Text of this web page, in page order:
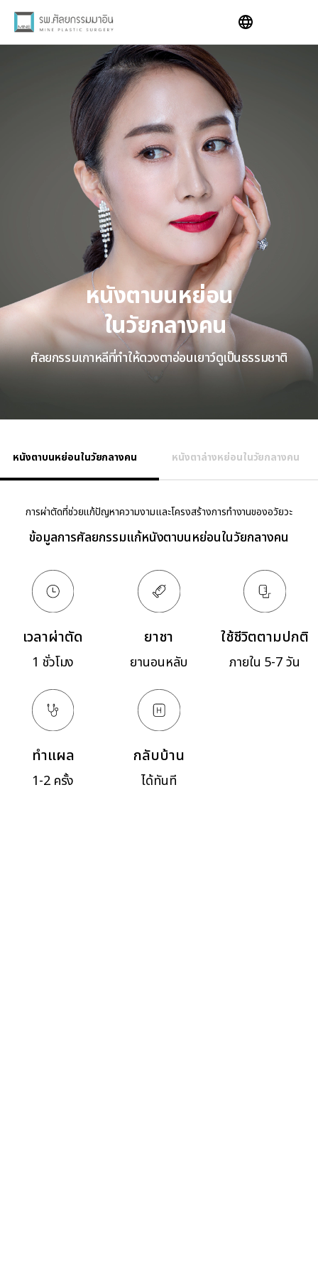
Skip
content
หนังตาบนหย่อน
ในวัยกลางคน
ศัลยกรรมเกาหลีที่ทำให้ดวงตาอ่อนเยาว์ดูเป็นธรรมชาติ
หนังตาบนหย่อนในวัยกลางคน หนังตาล่างหย่อนในวัยกลางคน
การผ่าตัดที่ช่วยแก้ปัญหาความงามและโครงสร้างการทำงานของอวัยวะ
ข้อมูลการศัลยกรรมแก้หนังตาบนหย่อนในวัยกลางคน
เวลาผ่าตัด
1 ชั่วโมง
ยาชา
ยานอนหลับ
ใช้ชีวิตตามปกติ
ภายใน 5-7 วัน
ทำแผล
1-2 ครั้ง
กลับบ้าน
ได้ทันที